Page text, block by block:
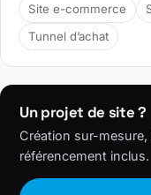
Site e-commerce
Tunnel d’achat
Un projet de site ?
Création sur-
référencement inclus.